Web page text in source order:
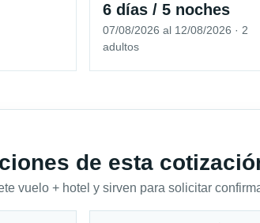
6 días / 5 noches
07/08/2026 al 12/08/2026 · 2
adultos
de esta
vuelo + hotel y sirven para solicitar